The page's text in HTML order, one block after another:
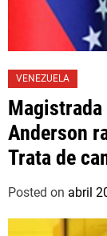
VENEZUELA
Magistrada
Anderson
Trata de
favorecer a
Toledo,
Posted on abril